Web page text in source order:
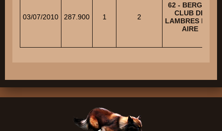
03/07/2010 287.900 1 2
62 - BERGER
CLUB DE
LAMBRES LES
AIRE